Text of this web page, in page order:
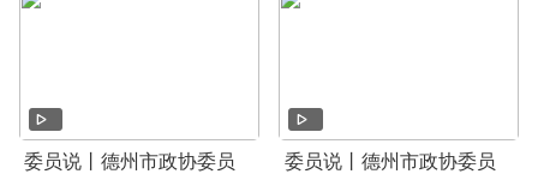
委员说丨德州市政协委员
委员说丨德州市政协委员